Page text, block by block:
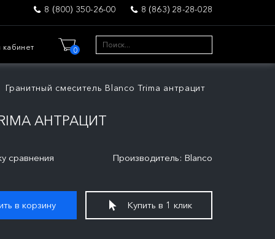
8 (800) 350-26-00 8 (863) 28-28-028
кабинет 0
Гранитный смеситель Blanco Trima антрацит
АНТРАЦИТ
сравнения Производитель: Blanco
в корзину Купить в 1 клик